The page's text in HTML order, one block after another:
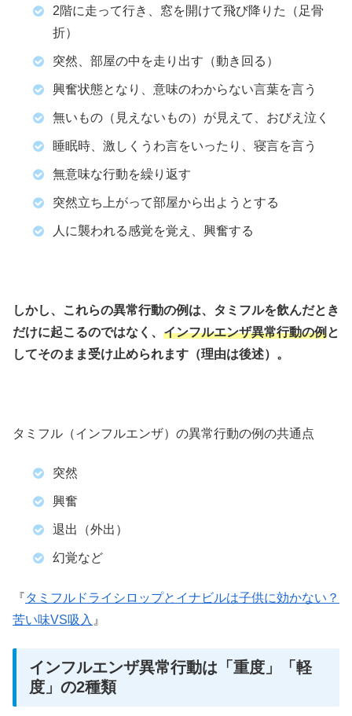
2階に走って行き、窓を開けて飛び降りた（足骨
折）
突然、部屋の中を走り出す（動き回る）
興奮状態となり、意味のわからない言葉を言う
無いもの（見えないもの）が見えて、おびえ泣く
睡眠時、激しくうわ言をいったり、寝言を言う
無意味な行動を繰り返す
突然立ち上がって部屋から出ようとする
人に襲われる感覚を覚え、興奮する
しかし、これらの異常行動の例は、タミフルを飲んだとき
だけに起こるのではなく、 インフルエンザ異常行動の例と
してそのまま受け止められます（理由は後述）。
タミフル（インフルエンザ）の異常行動の例の共通点
突然
興奮
退出（外出）
幻覚など
『タミフルドライシロップとイナビルは子供に効かない？
苦い味VS吸入 』
インフルエンザ異常行動は「重度」「軽
度」の2種類